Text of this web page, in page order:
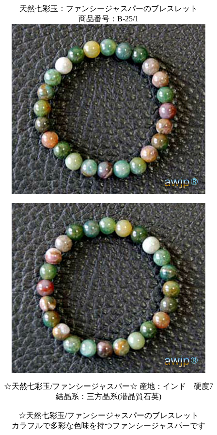
天然七彩玉：ファンシージャスパーのブレスレット
商品番号：B-25/1
☆天然七彩玉/ファンシージャスパー☆ 産地：インド 硬度7
結晶系：三方晶系(潜晶質石英)
☆天然七彩玉/ファンシージャスパーのブレスレット
カラフルで多彩な色味を持つファンシージャスパーです